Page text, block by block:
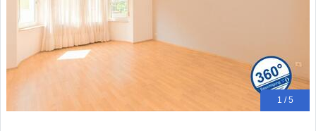
1 / 5